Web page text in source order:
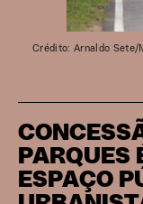
PARQUES
ESPAÇO
Crédito: Arnaldo Sete/